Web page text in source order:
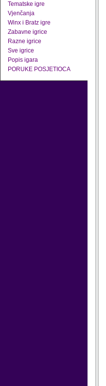
Tematske igre
Vjenčanja
Winx i Bratz igre
Zabavne igrice
Razne igrice
Sve igrice
Popis igara
PORUKE POSJETIOCA